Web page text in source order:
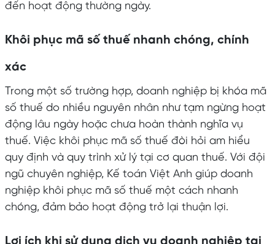
đến hoạt động thường ngày.
Khôi phục mã số thuế nhanh chóng, chính
xác
Trong một số trường hợp, doanh nghiệp bị khóa mã
số thuế do nhiều nguyên nhân như tạm ngừng hoạt
động lâu ngày hoặc chưa hoàn thành nghĩa vụ
thuế. Việc khôi phục mã số thuế đòi hỏi am hiểu
quy định và quy trình xử lý tại cơ quan thuế. Với đội
ngũ chuyên nghiệp, Kế toán Việt Anh giúp doanh
nghiệp khôi phục mã số thuế một cách nhanh
chóng, đảm bảo hoạt động trở lại thuận lợi.
Lợi ích khi sử dụng dịch vụ doanh nghiệp tại